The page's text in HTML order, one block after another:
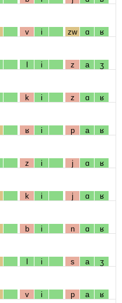
v i zw ɑ ʁ
l i z a ʒ
k i z ɑ ʁ
ʁ i p a ʁ
z i j ɑ ʁ
k i j ɑ ʁ
b i n ɑ ʁ
l i s a ʒ
v i p a ʁ